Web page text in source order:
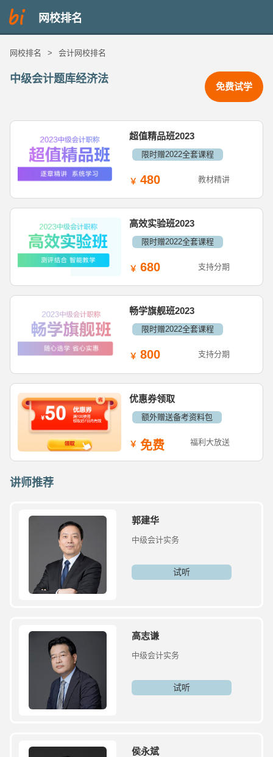
网校排名
网校排名 > 会计网校排名
中级会计题库经济法
免费试学
超值精品班2023
限时赠2022全套课程
480 教材精讲
高效实验班2023
限时赠2022全套课程
680 支持分期
畅学旗舰班2023
限时赠2022全套课程
800 支持分期
优惠券领取
额外赠送备考资料包
免费 福利大放送
讲师推荐
郭建华
中级会计实务
试听
高志谦
中级会计实务
试听
侯永斌